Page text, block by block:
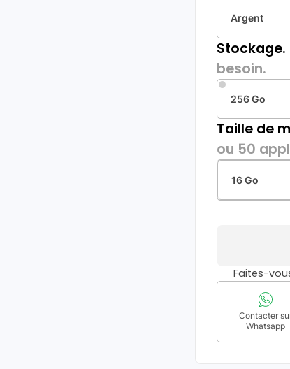
Argent
Stockage.
besoin.
256 Go
Taille de
ou 50
16 Go
Faites-
Contacter
Whatsapp